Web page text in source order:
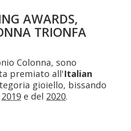
AWARDS,
TRIONFA
Colonna, sono
premiato all'Italian
gioiello, bissando
2019 e del 2020.